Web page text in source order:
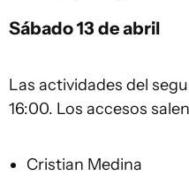
Sábado 13 de abril
Las actividades del
16:00. Los accesos
Cristian Medina